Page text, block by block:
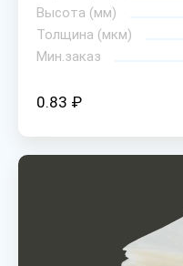
Высота (мм)
Толщина (мкм)
Мин.заказ
0.83 ₽